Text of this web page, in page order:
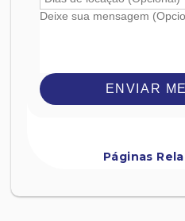
ENVIAR
Páginas